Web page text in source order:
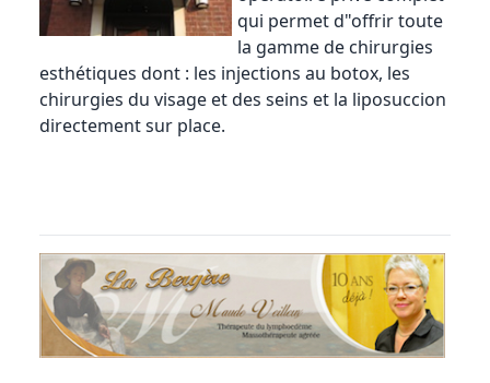
qui permet d"offrir toute
la gamme de chirurgies
esthétiques dont : les injections au botox, les
chirurgies du visage et des seins et la liposuccion
directement sur place.